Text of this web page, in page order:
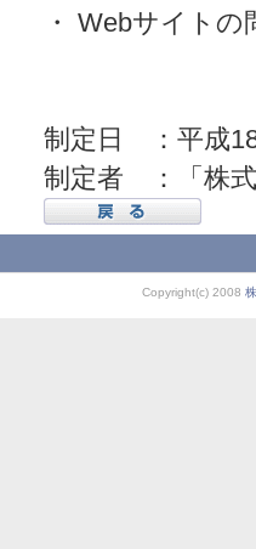
・ Webサイト
制定日 ：平成
制定者 ：「株
Copyright(c) 2008